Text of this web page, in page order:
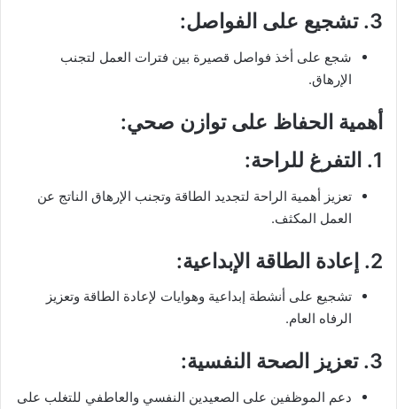
3. تشجيع على الفواصل:
شجع على أخذ فواصل قصيرة بين فترات العمل لتجنب
الإرهاق.
أهمية الحفاظ على توازن صحي:
1.
التفرغ للراحة:
تعزيز أهمية الراحة لتجديد الطاقة وتجنب الإرهاق الناتج عن
العمل المكثف.
2. إعادة الطاقة الإبداعية:
تشجيع على أنشطة إبداعية وهوايات لإعادة الطاقة وتعزيز
الرفاه العام.
3. تعزيز الصحة النفسية:
دعم الموظفين على الصعيدين النفسي والعاطفي للتغلب على